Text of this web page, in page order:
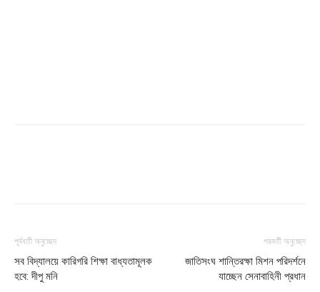
পূর্ববর্তী অনুচ্ছেদ
সব বিদ্যালয়ে কারিগরি শিক্ষা বাধ্যতামূলক
হবে: দীপু মনি
পরবর্তী অনুচ্ছেদ
জাতিসংঘ শান্তিরক্ষা মিশন পরিদর্শনে
যাচ্ছেন সেনাবাহিনী প্রধান